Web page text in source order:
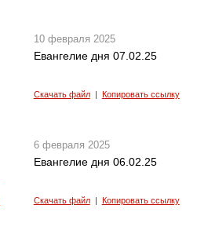
10 февраля 2025
Евангелие дня 07.02.25
Скачать файл| Копировать ссылку
6 февраля 2025
Евангелие дня 06.02.25
Скачать файл| Копировать ссылку